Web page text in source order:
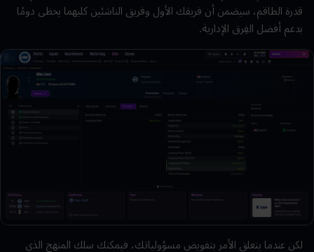
قدرة الطاقم، سيضمن أن فريقك الأول وفريق الناشئين كليهما يحظى دومًا
بدعم أفضل الفِرق الإدارية.
لكن عندما يتعلق الأمر بتفويض مسؤولياتك، فيمكنك سلك المنهج الذي